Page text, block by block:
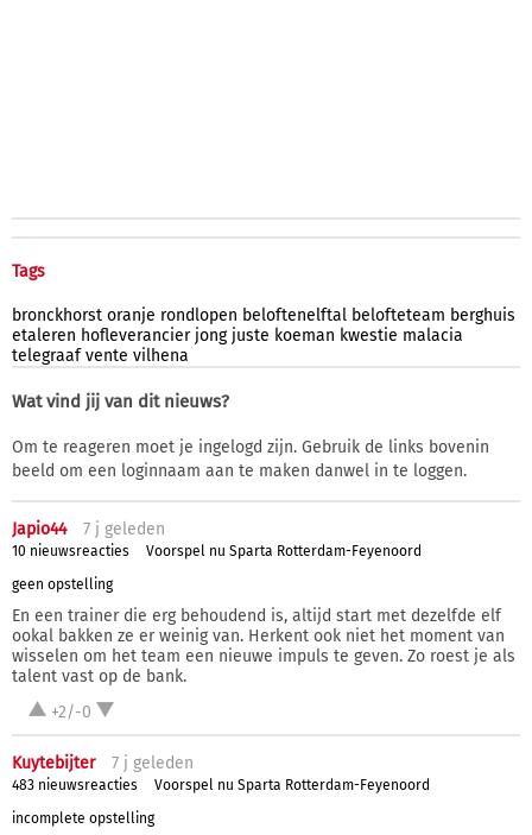
Tags
bronckhorst oranje rondlopen beloftenelftal belofteteam berghuis
etaleren hofleverancier jong juste koeman kwestie malacia
telegraaf vente vilhena
Wat vind jij van dit nieuws?
Om te reageren moet je ingelogd zijn. Gebruik de links bovenin
beeld om een loginnaam aan te maken danwel in te loggen.
Japio44 7 j geleden
10 nieuwsreacties
Voorspel nu Sparta Rotterdam-Feyenoord
geen opstelling
En een trainer die erg behoudend is, altijd start met dezelfde elf
ookal bakken ze er weinig van. Herkent ook niet het moment van
wisselen om het team een nieuwe impuls te geven. Zo roest je als
talent vast op de bank.
+2/-0
Kuytebijter 7 j geleden
483 nieuwsreacties
Voorspel nu Sparta Rotterdam-Feyenoord
incomplete opstelling